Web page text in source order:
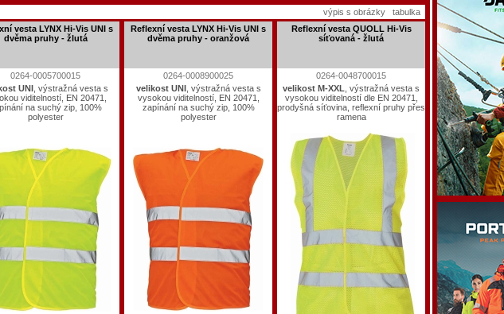
výpis s obrázky
tabulka
vesta LYNX Hi-Vis UNI s
dvěma pruhy - žlutá
0264-0005700015
UNI, výstražná vesta s
viditelností, EN 20471,
na suchý zip, 100%
polyester
Reflexní vesta LYNX Hi-Vis UNI s
dvěma pruhy - oranžová
0264-0008900025
velikost UNI, výstražná vesta s
vysokou viditelností, EN 20471,
zapínání na suchý zip, 100%
polyester
Reflexní vesta QUOLL Hi-Vis
síťovaná - žlutá
0264-0048700015
velikost M-XXL , výstražná vesta s
vysokou viditelností dle EN 20471,
prodyšná síťovina, reflexní pruhy přes
ramena